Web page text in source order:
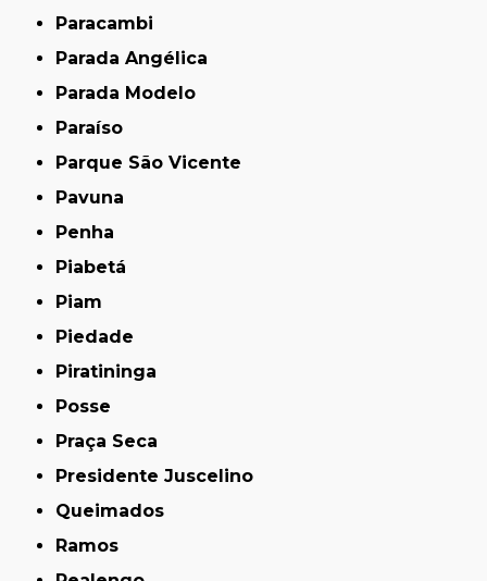
Paracambi
Parada Angélica
Parada Modelo
Paraíso
Parque São Vicente
Pavuna
Penha
Piabetá
Piam
Piedade
Piratininga
Posse
Praça Seca
Presidente Juscelino
Queimados
Ramos